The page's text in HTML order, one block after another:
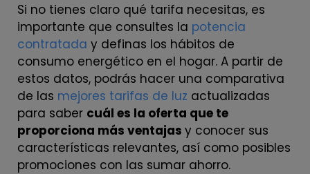
Si no tienes claro qué tarifa necesitas, es
importante que consultes la potencia
contratada y definas los hábitos de
consumo energético en el hogar. A partir de
estos datos, podrás hacer una comparativa
de las mejores tarifas de luz actualizadas
para saber cuál es la oferta que te
proporciona más ventajas y conocer sus
características relevantes, así como posibles
promociones con las sumar ahorro.